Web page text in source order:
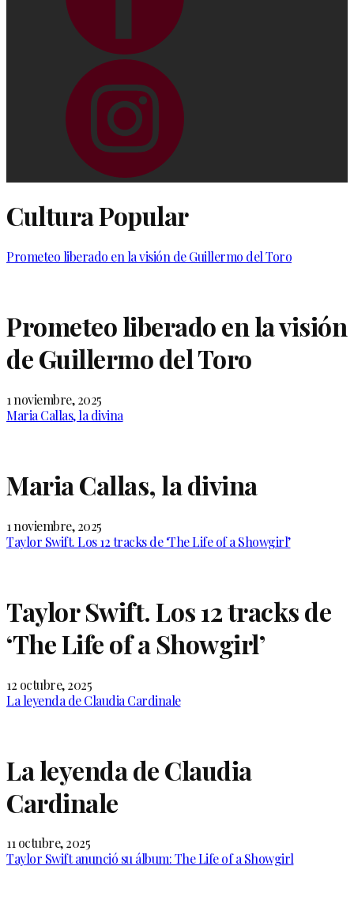
Cultura Popular
Prometeo liberado en la visión de Guillermo del Toro
Prometeo liberado en la visión
de Guillermo del Toro
1 noviembre, 2025
Maria Callas, la divina
Maria Callas, la divina
1 noviembre, 2025
Taylor Swift. Los 12 tracks de ‘The Life of a Showgirl’
Taylor Swift. Los 12 tracks de
‘The Life of a Showgirl’
12 octubre, 2025
La leyenda de Claudia Cardinale
La leyenda de Claudia
Cardinale
11 octubre, 2025
Taylor Swift anunció su álbum: The Life of a Showgirl